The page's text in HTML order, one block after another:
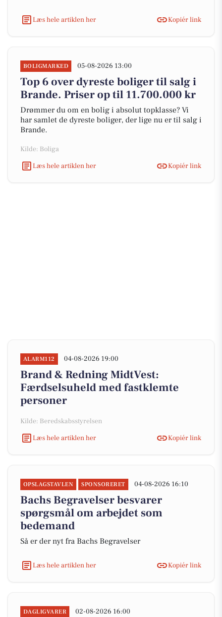
Læs hele artiklen her Kopiér link
BOLIGMARKED 05-08-2026 13:00
Top 6 over dyreste boliger til salg i
Brande. Priser op til 11.700.000 kr
Drømmer du om en bolig i absolut topklasse? Vi
har samlet de dyreste boliger, der lige nu er til salg i
Brande.
Kilde: Boliga
Læs hele artiklen her
Kopiér link
ALARM112 04-08-2026 19:00
Brand & Redning MidtVest:
Færdselsuheld med fastklemte
personer
Kilde: Beredskabsstyrelsen
Læs hele artiklen her
Kopiér link
OPSLAGSTAVLEN SPONSORERET 04-08-2026 16:10
Bachs Begravelser besvarer
spørgsmål om arbejdet som
bedemand
Så er der nyt fra Bachs Begravelser
Læs hele artiklen her Kopiér link
DAGLIGVARER 02-08-2026 16:00